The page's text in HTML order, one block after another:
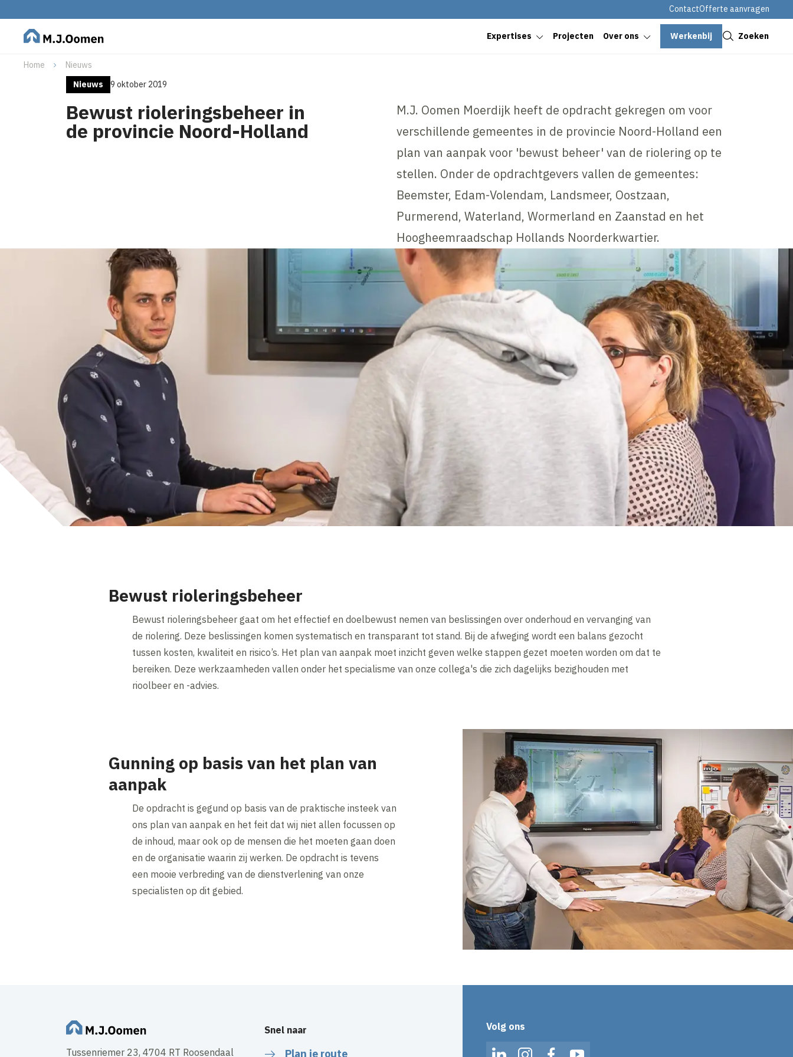
ContactOfferte aanvragen
Expertises Projecten Over ons Werkenbij Zoeken
Home
Nieuws
Nieuws
9 oktober 2019
Bewust rioleringsbeheer in
de provincie Noord-Holland
M.J. Oomen Moerdijk heeft de opdracht gekregen om voor
verschillende gemeentes in de provincie Noord-Holland een
plan van aanpak voor 'bewust beheer' van de riolering op te
stellen. Onder de opdrachtgevers vallen de gemeentes:
Beemster, Edam-Volendam, Landsmeer, Oostzaan,
Purmerend, Waterland, Wormerland en Zaanstad en het
Hoogheemraadschap Hollands Noorderkwartier.
Bewust rioleringsbeheer
Bewust rioleringsbeheer gaat om het effectief en doelbewust nemen van beslissingen over onderhoud en vervanging van
de riolering. Deze beslissingen komen systematisch en transparant tot stand. Bij de afweging wordt een balans gezocht
tussen kosten, kwaliteit en risico’s. Het plan van aanpak moet inzicht geven welke stappen gezet moeten worden om dat te
bereiken. Deze werkzaamheden vallen onder het specialisme van onze collega's die zich dagelijks bezighouden met
rioolbeer en -advies.
Gunning op basis van het plan van
aanpak
De opdracht is gegund op basis van de praktische insteek van
ons plan van aanpak en het feit dat wij niet allen focussen op
de inhoud, maar ook op de mensen die het moeten gaan doen
en de organisatie waarin zij werken. De opdracht is tevens
een mooie verbreding van de dienstverlening van onze
specialisten op dit gebied.
Tussenriemer 23, 4704 RT Roosendaal
Snel naar
Plan je route
Volg ons
Sluiten